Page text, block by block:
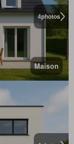
4photos
Maison